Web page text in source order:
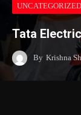
UNCATEGORIZED
Tata
By Krishna